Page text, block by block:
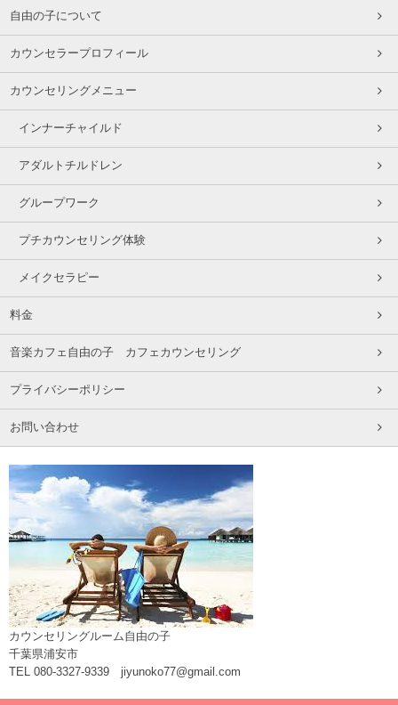
自由の子について
カウンセラープロフィール
カウンセリングメニュー
インナーチャイルド
アダルトチルドレン
グループワーク
プチカウンセリング体験
メイクセラピー
料金
音楽カフェ自由の子 カフェカウンセリング
プライバシーポリシー
お問い合わせ
カウンセリングルーム自由の子
千葉県浦安市
TEL 080-3327-9339 jiyunoko77@gmail.com